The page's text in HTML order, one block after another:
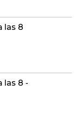
las 8
las 8 -